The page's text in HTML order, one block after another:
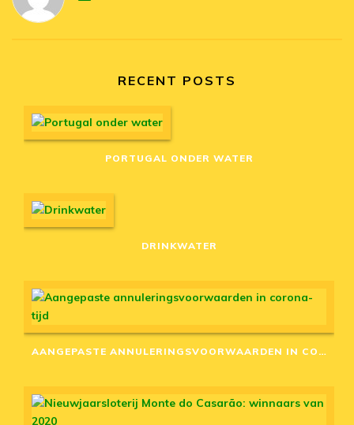
RECENT POSTS
PORTUGAL ONDER WATER
DRINKWATER
AANGEPASTE ANNULERINGSVOORWAARDEN IN CORONA-TIJD